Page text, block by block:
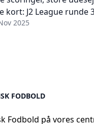
kort: J2 League runde
2025
FODBOLD
Fodbold på vores